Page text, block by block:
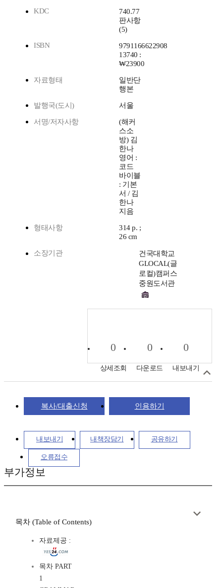
KDC
740.77
판사항
(5)
ISBN
9791166622908
13740 :
₩23900
자료형태
일반단
행본
발행국(도시) 서울
서명/저자사항
(해커
스소
방) 김
한나
영어 :
코드
바이블
: 기본
서 / 김
한나
지음
형태사항
314 p. ;
26 cm
소장기관
건국대학교
GLOCAL(글
로컬)캠퍼스
중원도서관
0
상세조회
0
다운로드
0
내보내기
복사/대출신청 인용하기
내보내기 내책장담기 공유하기
오류접수
부가정보
목차 (Table of Contents)
자료제공 :
목차 PART
1